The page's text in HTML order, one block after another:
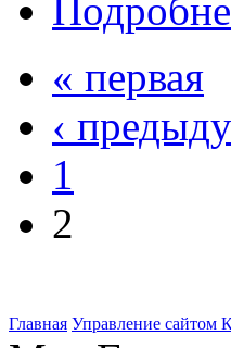
« первая
‹
1
2
Главная Управление сайтом